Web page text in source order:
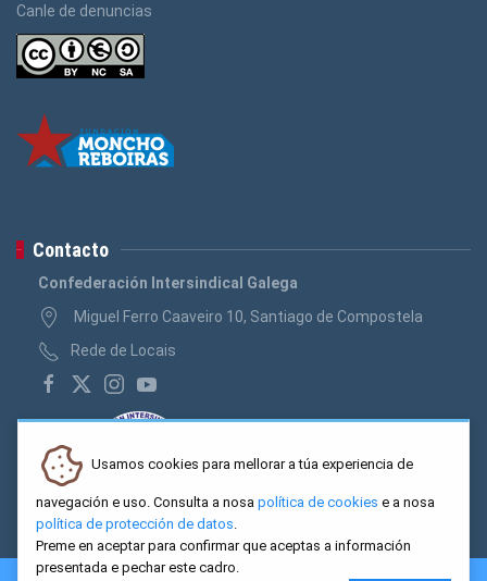
Canle de denuncias
Contacto
Confederación Intersindical Galega
Miguel Ferro Caaveiro 10, Santiago de Compostela
Rede de Locais
Usamos cookies para mellorar a túa experiencia de
navegación e uso. Consulta a nosa política de cookies e a nosa
política de protección de datos.
Preme en aceptar para confirmar que aceptas a información
presentada e pechar este cadro.